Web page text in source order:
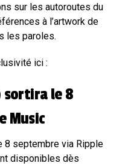
sur les autoroutes du
à l’artwork de
les paroles.
ici :
sortira le 8
Music
8 septembre via Ripple
disponibles dès